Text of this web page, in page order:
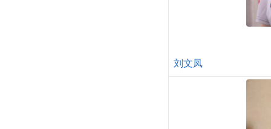
刘文凤